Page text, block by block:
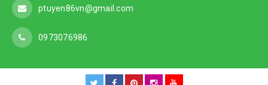
ptuyen86vn@gmail.com
0973076986